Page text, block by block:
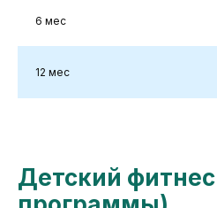
6 мес
12 мес
Детский